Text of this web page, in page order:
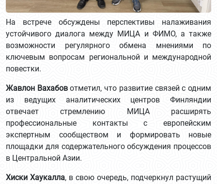
На встрече обсуждены перспективы налаживания
устойчивого диалога между МИЦА и ФИМО, а также
возможности регулярного обмена мнениями по
ключевым вопросам региональной и международной
повестки.
Жавлон Вахабовотметил, что развитие связей с одним
из ведущих аналитических центров Финляндии
отвечает стремлению МИЦА расширять
профессиональные контакты с европейским
экспертным сообществом и формировать новые
площадки для содержательного обсуждения процессов
в Центральной Азии.
Хиски Хаукалла, в свою очередь, подчеркнул растущий